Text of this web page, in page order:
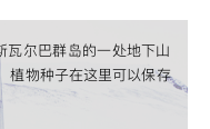
瓦尔巴群岛的一处地下山
植物种子在这里可以保存